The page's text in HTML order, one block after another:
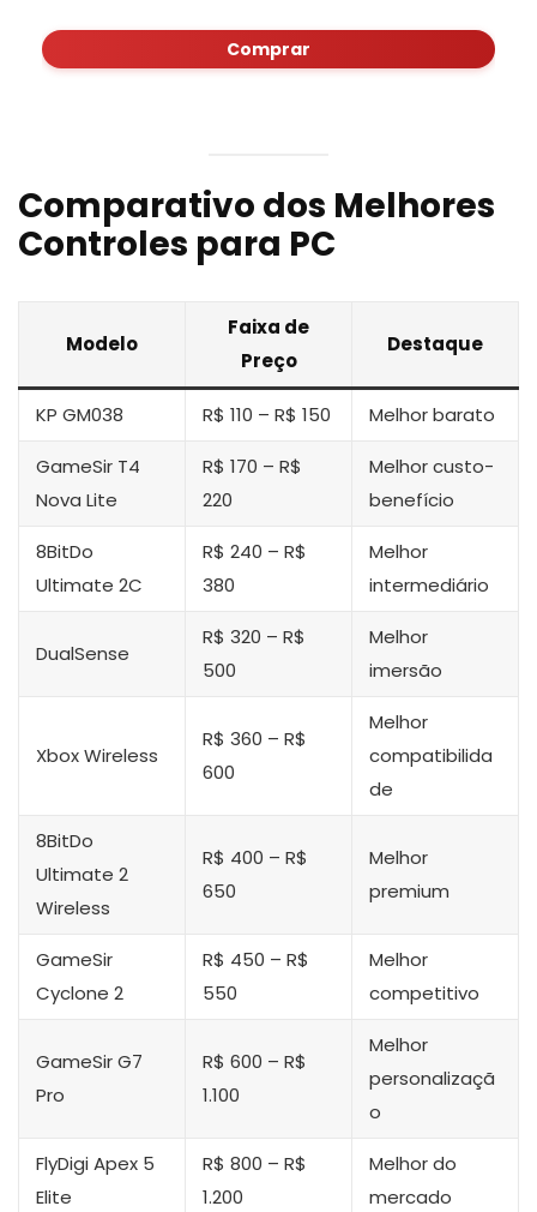
Comprar
Comparativo dos Melhores
Controles para PC
Modelo
Faixa de
Preço
Destaque
KP GM038 R$ 110 – R$ 150 Melhor barato
GameSir T4
Nova Lite
R$ 170 – R$
220
Melhor custo-
benefício
8BitDo
Ultimate 2C
R$ 240 – R$
380
Melhor
intermediário
DualSense
R$ 320 – R$
500
Melhor
imersão
Xbox Wireless
R$ 360 – R$
600
Melhor
compatibilida
de
8BitDo
Ultimate 2
Wireless
R$ 400 – R$
650
Melhor
premium
GameSir
Cyclone 2
R$ 450 – R$
550
Melhor
competitivo
GameSir G7
Pro
R$ 600 – R$
1.100
Melhor
personalizaçã
o
FlyDigi Apex 5
Elite
R$ 800 – R$
1.200
Melhor do
mercado